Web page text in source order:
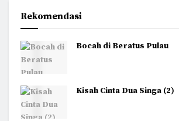
Rekomendasi
Bocah di Beratus Pulau
Kisah Cinta Dua Singa (2)